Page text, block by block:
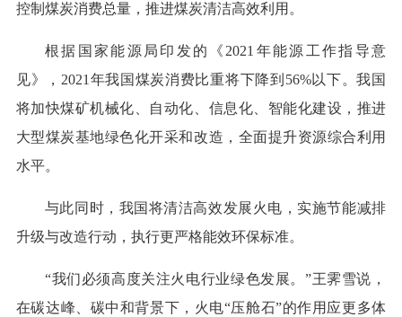
控制煤炭消费总量，推进煤炭清洁高效利用。
根据国家能源局印发的《2021年能源工作指导意
见》，2021年我国煤炭消费比重将下降到56%以下。我国
将加快煤矿机械化、自动化、信息化、智能化建设，推进
大型煤炭基地绿色化开采和改造，全面提升资源综合利用
水平。
与此同时，我国将清洁高效发展火电，实施节能减排
升级与改造行动，执行更严格能效环保标准。
“我们必须高度关注火电行业绿色发展。”王霁雪说，
在碳达峰、碳中和背景下，火电“压舱石”的作用应更多体